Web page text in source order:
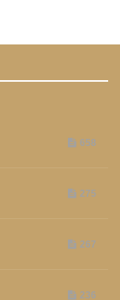
658
275
267
236